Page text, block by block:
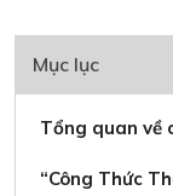
Mục lục
Tổng quan về
“Công Thức